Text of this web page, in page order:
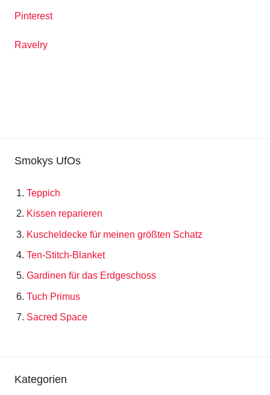
Pinterest
Ravelry
Smokys UfOs
Teppich
Kissen reparieren
Kuscheldecke für meinen größten Schatz
Ten-Stitch-Blanket
Gardinen für das Erdgeschoss
Tuch Primus
Sacred Space
Kategorien